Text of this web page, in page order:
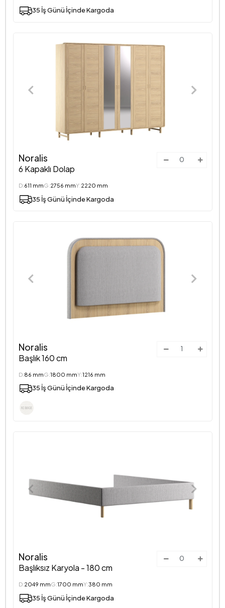
35 İş Günü İçinde Kargoda
Noralis
6 Kapaklı Dolap
D:611 mmG:2756 mmY:2220 mm
35 İş Günü İçinde Kargoda
Noralis
Başlık 160 cm
D:86 mmG:1800 mmY:1216 mm
35 İş Günü İçinde Kargoda
Noralis
Başlıksız Karyola - 180 cm
D:2049 mmG:1700 mmY:380 mm
35 İş Günü İçinde Kargoda